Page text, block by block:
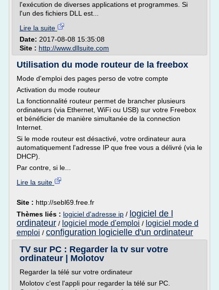
l'exécution de diverses applications et programmes. Si
l'un des fichiers DLL est...
Lire la suite
Date: 2017-08-08 15:35:08
Site : http://www.dllsuite.com
Utilisation du mode routeur de la freebox
Mode d'emploi des pages perso de votre compte
Activation du mode routeur
La fonctionnalité routeur permet de brancher plusieurs
ordinateurs (via Ethernet, WiFi ou USB) sur votre Freebox
et bénéficier de manière simultanée de la connection
Internet.
Si le mode routeur est désactivé, votre ordinateur aura
automatiquement l'adresse IP que free vous a délivré (via le
DHCP).
Par contre, si le...
Lire la suite
Site : http://sebl69.free.fr
Thèmes liés : logiciel d'adresse ip / logiciel de l
ordinateur / logiciel mode d'emploi / logiciel mode d
emploi / configuration logicielle d'un ordinateur
TV sur PC : Regarder la tv sur votre
ordinateur | Molotov
Regarder la télé sur votre ordinateur
Molotov c'est l'appli pour regarder la télé sur PC.